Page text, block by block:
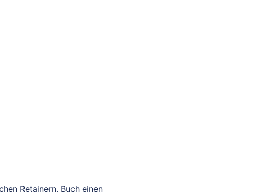
Retainern. Buch einen